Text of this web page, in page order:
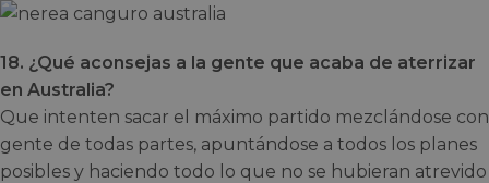
18. ¿Qué aconsejas a la gente que acaba de aterrizar
en Australia?
Que intenten sacar el máximo partido mezclándose con
gente de todas partes, apuntándose a todos los planes
posibles y haciendo todo lo que no se hubieran atrevido